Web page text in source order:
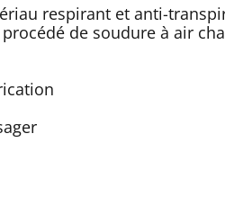
respirant et anti-
de soudure à air